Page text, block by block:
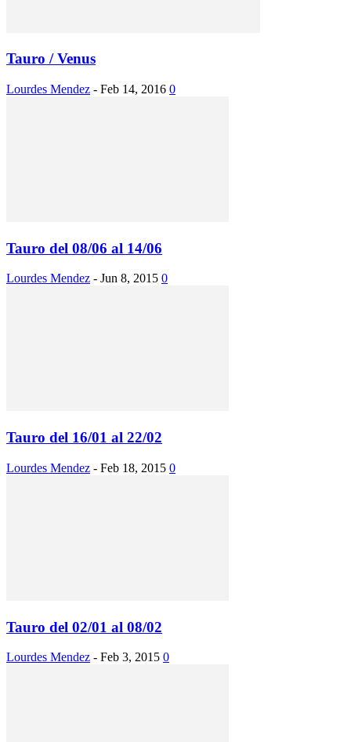
Tauro / Venus
Lourdes Mendez - Feb 14, 2016 0
Tauro del 08/06 al 14/06
Lourdes Mendez - Jun 8, 2015 0
Tauro del 16/01 al 22/02
Lourdes Mendez - Feb 18, 2015 0
Tauro del 02/01 al 08/02
Lourdes Mendez - Feb 3, 2015 0